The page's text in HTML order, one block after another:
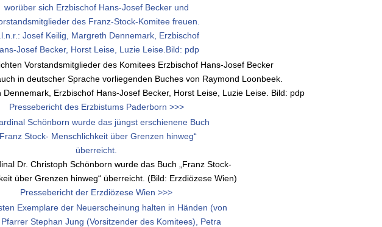
Vorstandsmitglieder des Komitees Erzbischof Hans-Josef Becker
in deutscher Sprache vorliegenden Buches von Raymond Loonbeek.
Erzbischof Hans-Josef Becker, Horst Leise, Luzie Leise. Bild: pdp
Pressebericht des Erzbistums Paderborn >>>
Dr. Christoph Schönborn wurde das Buch „Franz Stock-
über Grenzen hinweg“ überreicht. (Bild: Erzdiözese Wien)
Pressebericht der Erzdiözese Wien >>>